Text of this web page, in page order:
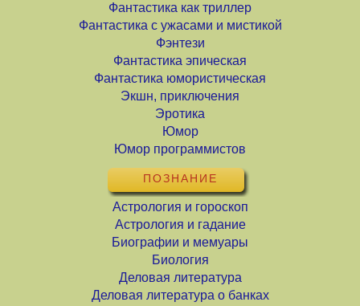
Фантастика как триллер
Фантастика с ужасами и мистикой
Фэнтези
Фантастика эпическая
Фантастика юмористическая
Экшн, приключения
Эротика
Юмор
Юмор программистов
ПОЗНАНИЕ
Астрология и гороскоп
Астрология и гадание
Биографии и мемуары
Биология
Деловая литература
Деловая литература о банках